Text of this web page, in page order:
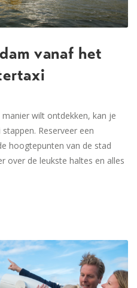
vanaf het
wilt ontdekken, kan je
Reserveer een
hoogtepunten van de stad
over de leukste haltes en alles